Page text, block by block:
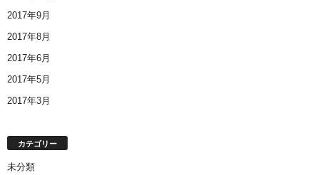
2017年9月
2017年8月
2017年6月
2017年5月
2017年3月
カテゴリー
未分類